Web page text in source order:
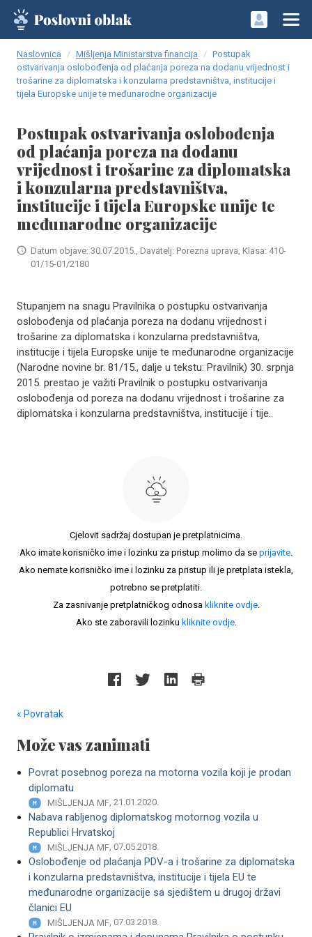
Naslovnica Mišljenja Ministarstva financija
Postupak
ostvarivanja oslobođenja od plaćanja poreza na dodanu vrijednost i
trošarine za diplomatska i konzularna predstavništva, institucije i
tijela Europske unije te međunarodne organizacije
Postupak ostvarivanja oslobođenja
od plaćanja poreza na dodanu
vrijednost i trošarine za diplomatska
i konzularna predstavništva,
institucije i tijela Europske unije te
međunarodne organizacije
Datum objave: 30.07.2015., Davatelj: Porezna uprava, Klasa: 410-
01/15-01/2180
Stupanjem na snagu Pravilnika o postupku ostvarivanja
oslobođenja od plaćanja poreza na dodanu vrijednost i
trošarine za diplomatska i konzularna predstavništva,
institucije i tijela Europske unije te međunarodne organizacije
(Narodne novine br. 81/15., dalje u tekstu: Pravilnik) 30. srpnja
2015. prestao je važiti Pravilnik o postupku ostvarivanja
oslobođenja od poreza na dodanu vrijednost i trošarine za
diplomatska i konzularna predstavništva, institucije i tije..
Cjelovit sadržaj dostupan je pretplatnicima.
Ako imate korisničko ime i lozinku za pristup molimo da se prijavite.
Ako nemate korisničko ime i lozinku za pristup ili je pretplata istekla,
potrebno se pretplatiti.
Za zasnivanje pretplatničkog odnosa kliknite ovdje.
Ako ste zaboravili lozinku kliknite ovdje.
« Povratak
Može vas zanimati
Povrat posebnog poreza na motorna vozila koji je prodan
diplomatu
MIŠLJENJA MF, 21.01.2020.
Nabava rabljenog diplomatskog motornog vozila u
Republici Hrvatskoj
MIŠLJENJA MF, 07.05.2018.
Oslobođenje od plaćanja PDV-a i trošarine za diplomatska
i konzularna predstavništva, institucije i tijela EU te
međunarodne organizacije sa sjedištem u drugoj državi
članici EU
MIŠLJENJA MF, 07.03.2018.